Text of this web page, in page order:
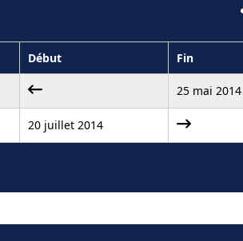
Début Fin
25 mai 2014
20 juillet 2014